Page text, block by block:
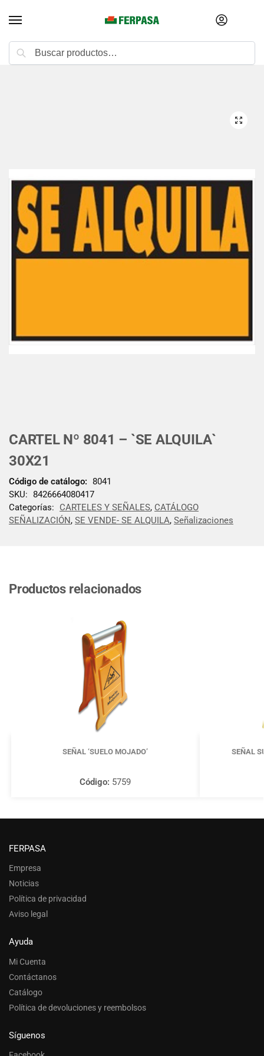
CARTEL Nº 8041 – `SE ALQUILA`
30X21
Código de catálogo: 8041
SKU: 8426664080417
Categorías:
CARTELES Y SEÑALES, CATÁLOGO
SEÑALIZACIÓN, SE VENDE- SE ALQUILA, Señalizaciones
Productos relacionados
SEÑAL ‘SUELO MOJADO’
Código: 5759
SEÑAL
FERPASA
Empresa
Noticias
Política de privacidad
Aviso legal
Ayuda
Mi Cuenta
Contáctanos
Catálogo
Política de devoluciones y reembolsos
Síguenos